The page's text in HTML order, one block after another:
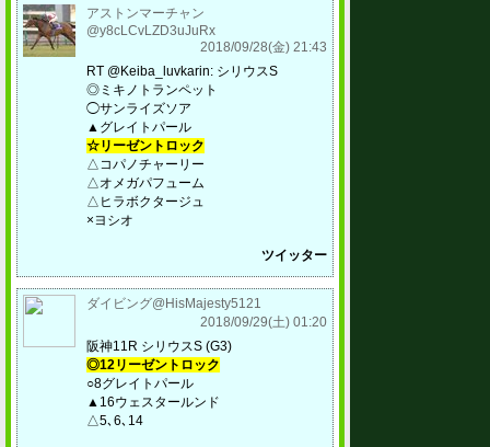
アストンマーチャン
@y8cLCvLZD3uJuRx
2018/09/28(金) 21:43
RT @Keiba_luvkarin: シリウスS
◎ミキノトランペット
◯サンライズソア
▲グレイトパール
☆リーゼントロック
△コパノチャーリー
△オメガパフューム
△ヒラボクタージュ
×ヨシオ
ツイッター
ダイビング@HisMajesty5121
2018/09/29(土) 01:20
阪神11R シリウスS (G3)
◎12リーゼントロック
○8グレイトパール
▲16ウェスタールンド
△5､6､14